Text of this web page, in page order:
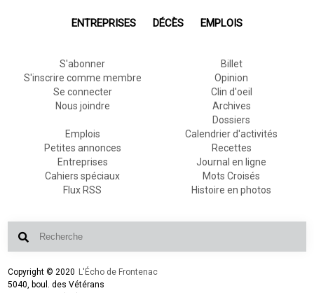
ENTREPRISES DÉCÈS EMPLOIS
S'abonner
S'inscrire comme membre
Se connecter
Nous joindre
Billet
Opinion
Clin d'oeil
Archives
Dossiers
Emplois
Petites annonces
Entreprises
Cahiers spéciaux
Flux RSS
Calendrier d'activités
Recettes
Journal en ligne
Mots Croisés
Histoire en photos
Copyright © 2020 L'Écho de Frontenac
5040, boul. des Vétérans